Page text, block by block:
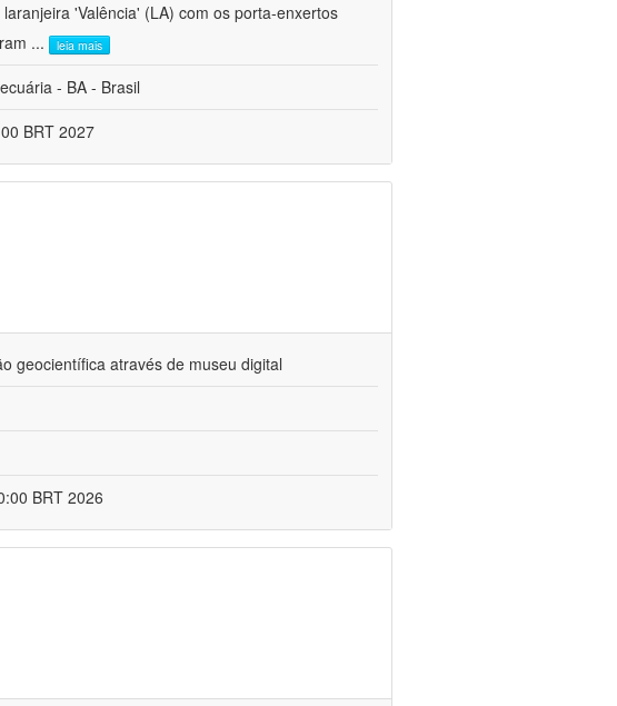
'Valência' (LA) com os porta-enxertos
... leia mais
- BA - Brasil
BRT 2027
geocientífica através de museu digital
BRT 2026